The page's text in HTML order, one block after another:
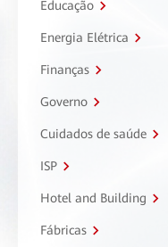
Educação
Energia Elétrica
Finanças
Governo
Cuidados de saúde
ISP
Hotel and Building
Fábricas